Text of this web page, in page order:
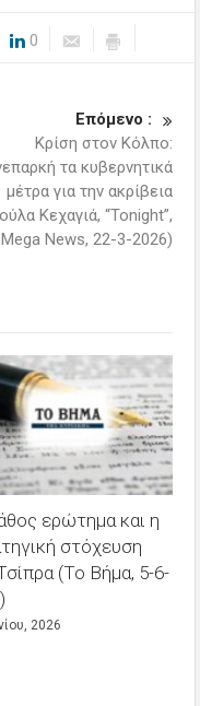
0
Επόμενο :
Κρίση στον Κόλπο:
τα κυβερνητικά
μέτρα για την ακρίβεια
Κεχαγιά, “Tonight”,
Mega News, 22-3-2026)
ερώτημα και η
στόχευση
(Το Βήμα, 5-6-
2026